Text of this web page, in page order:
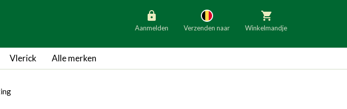
Aanmelden Verzenden naar Winkelmandje
Vlerick Alle merken